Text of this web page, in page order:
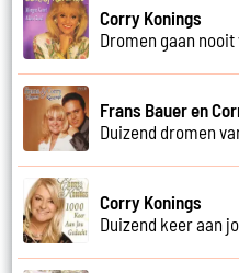
Corry Konings
Dromen gaan
Frans Bauer en
Duizend dromen
Corry Konings
Duizend keer aan